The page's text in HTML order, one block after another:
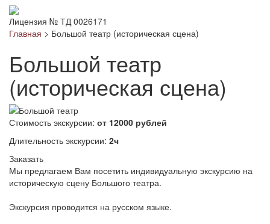
Лицензия № ТД 0026171
Главная > Большой театр (историческая сцена)
Большой театр
(историческая сцена)
Стоимость экскурсии: от 12000 рублей
Длительность экскурсии: 2ч
Заказать
Мы предлагаем Вам посетить индивидуальную экскурсию на
историческую сцену Большого театра.
Экскурсия проводится на русском языке.